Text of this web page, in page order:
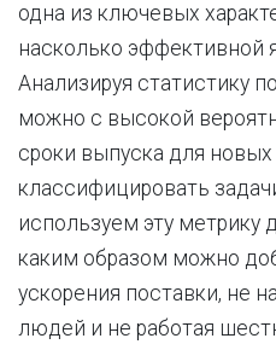
одна из ключевых
насколько эффективной
Анализируя статистику
можно с высокой
сроки выпуска для
классифицировать
используем эту метрику
каким образом можно
ускорения поставки, не
людей и не работая